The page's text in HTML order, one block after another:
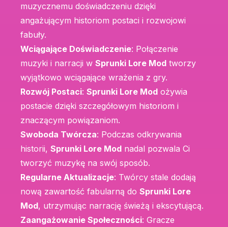
muzycznemu doświadczeniu dzięki
angażującym historiom postaci i rozwojowi
fabuły.
Wciągające Doświadczenie: Połączenie
muzyki i narracji w Sprunki Lore Mod tworzy
wyjątkowo wciągające wrażenia z gry.
Rozwój Postaci: Sprunki Lore Mod ożywia
postacie dzięki szczegółowym historiom i
znaczącym powiązaniom.
Swoboda Twórcza: Podczas odkrywania
historii, Sprunki Lore Mod nadal pozwala Ci
tworzyć muzykę na swój sposób.
Regularne Aktualizacje: Twórcy stale dodają
nową zawartość fabularną do Sprunki Lore
Mod, utrzymując narrację świeżą i ekscytującą.
Zaangażowanie Społeczności: Gracze